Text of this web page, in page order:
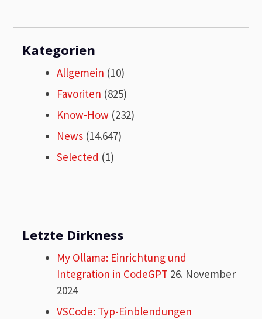
Kategorien
Allgemein (10)
Favoriten (825)
Know-How (232)
News (14.647)
Selected (1)
Letzte Dirkness
My Ollama: Einrichtung und
Integration in CodeGPT 26. November
2024
VSCode: Typ-Einblendungen